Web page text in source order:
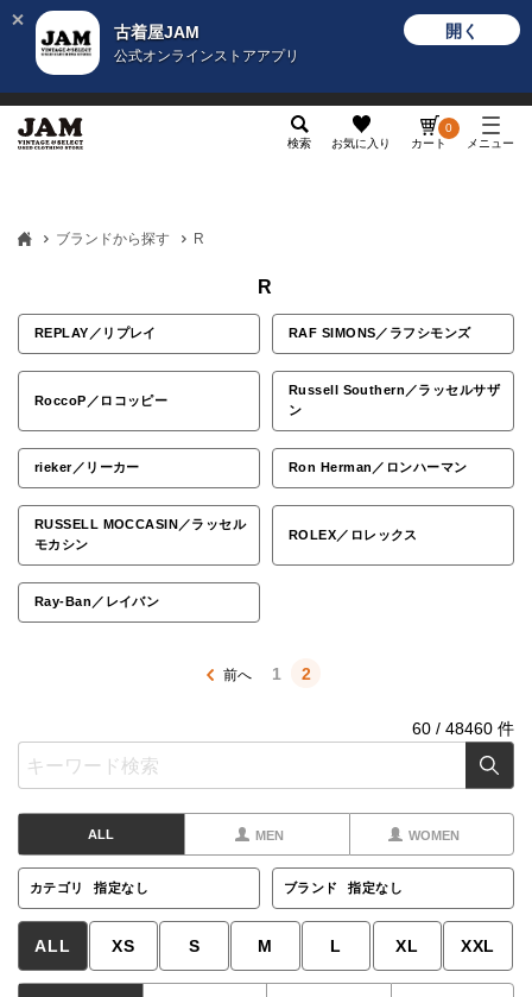
古着屋JAM
公式オンラインストアアプリ
開く
検索 お気に入り カート
0
メニュー
ブランドから探す R
R
REPLAY／リプレイ RAF SIMONS／ラフシモンズ
RoccoP／ロコッピー
Russell Southern／ラッセルサザ
ン
rieker／リーカー Ron Herman／ロンハーマン
RUSSELL MOCCASIN／ラッセル
モカシン
ROLEX／ロレックス
Ray-Ban／レイバン
1 2
60 / 48460 件
ALL MEN WOMEN
カテゴリ 指定なし ブランド 指定なし
ALL XS S M L XL XXL